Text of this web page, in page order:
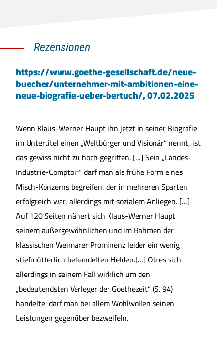
Rezensionen
https://www.goethe-gesellschaft.de/neue-
buecher/unternehmer-mit-ambitionen-eine-
neue-biografie-ueber-bertuch/, 07.02.2025
Wenn Klaus-Werner Haupt ihn jetzt in seiner Biografie
im Untertitel einen „Weltbürger und Visionär“ nennt, ist
das gewiss nicht zu hoch gegriffen. […] Sein „Landes-
Industrie-Comptoir“ darf man als frühe Form eines
Misch-Konzerns begreifen, der in mehreren Sparten
erfolgreich war, allerdings mit sozialem Anliegen. […]
Auf 120 Seiten nähert sich Klaus-Werner Haupt
seinem außergewöhnlichen und im Rahmen der
klassischen Weimarer Prominenz leider ein wenig
stiefmütterlich behandelten Helden.[…] Ob es sich
allerdings in seinem Fall wirklich um den
„bedeutendsten Verleger der Goethezeit“ (S. 94)
handelte, darf man bei allem Wohlwollen seinen
Leistungen gegenüber bezweifeln.